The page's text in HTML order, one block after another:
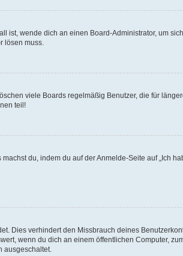
ist, wende dich an einen Board-Administrator, um
lösen muss.
viele Boards regelmäßig Benutzer, die für
teil!
du, indem du auf der Anmelde-Seite auf „Ich
Dies verhindert den Missbrauch deines
wenn du dich an einem öffentlichen Computer,
ausgeschaltet.